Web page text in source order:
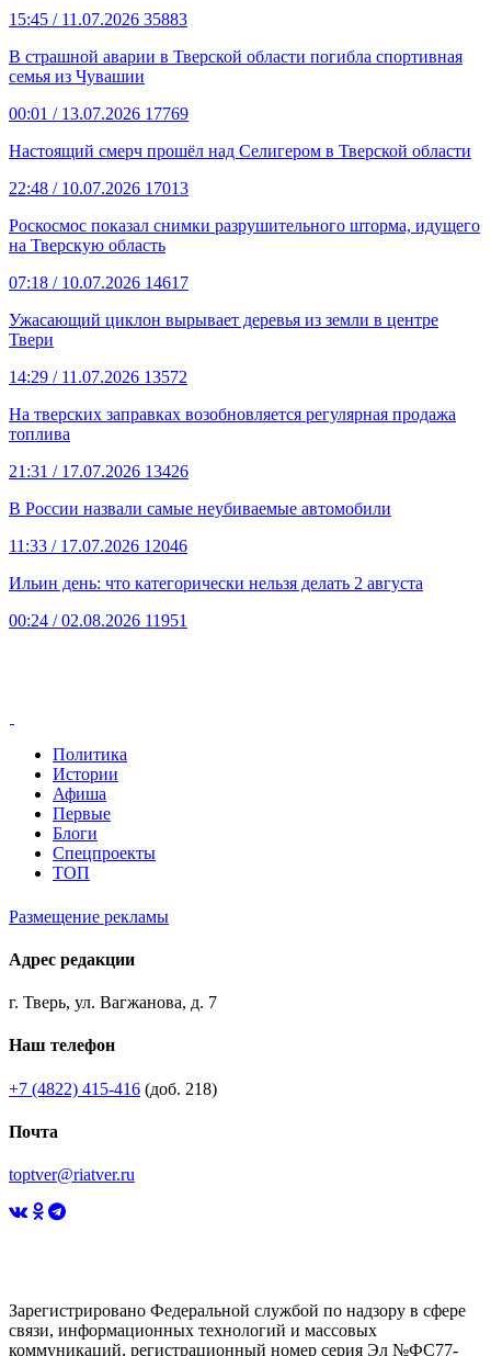
15:45 / 11.07.2026 35883
В страшной аварии в Тверской области погибла спортивная
семья из Чувашии
00:01 / 13.07.2026 17769
Настоящий смерч прошёл над Селигером в Тверской области
22:48 / 10.07.2026 17013
Роскосмос показал снимки разрушительного шторма, идущего
на Тверскую область
07:18 / 10.07.2026 14617
Ужасающий циклон вырывает деревья из земли в центре
Твери
14:29 / 11.07.2026 13572
На тверских заправках возобновляется регулярная продажа
топлива
21:31 / 17.07.2026 13426
В России назвали самые неубиваемые автомобили
11:33 / 17.07.2026 12046
Ильин день: что категорически нельзя делать 2 августа
00:24 / 02.08.2026 11951
Политика
Истории
Афиша
Первые
Блоги
Спецпроекты
ТОП
Размещение рекламы
Адрес редакции
г. Тверь, ул. Вагжанова, д. 7
Наш телефон
+7 (4822) 415-416 (доб. 218)
Почта
toptver@riatver.ru
Зарегистрировано Федеральной службой по надзору в сфере
связи, информационных технологий и массовых
коммуникаций, регистрационный номер серия Эл №ФС77-